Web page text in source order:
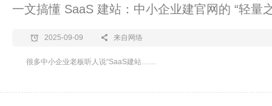
一文搞懂 SaaS 建站：中小企业建官网的 “轻量
2025-09-09 来自网络
很多中小企业老板听人说“SaaS建站……